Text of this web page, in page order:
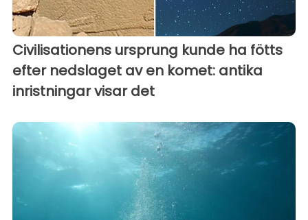
Civilisationens ursprung kunde ha fötts
efter nedslaget av en komet: antika
inristningar visar det